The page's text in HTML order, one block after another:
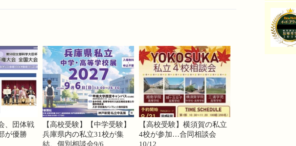
、団体戦
が優勝
【高校受験】【中学受験】
兵庫県内の私立31校が集
結、個別相談会9/6
【高校受験】横須賀の私立
4校が参加…合同相談会
10/12